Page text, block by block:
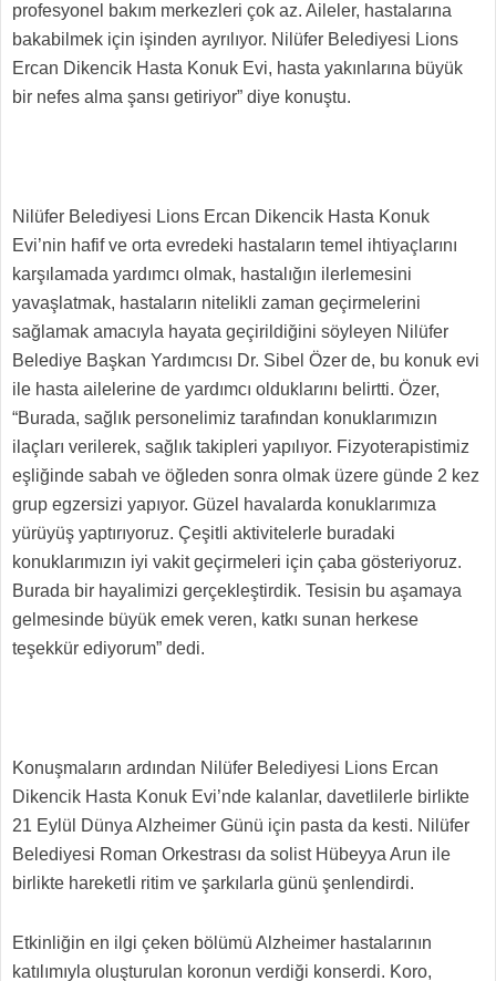
profesyonel bakım merkezleri çok az. Aileler, hastalarına
bakabilmek için işinden ayrılıyor. Nilüfer Belediyesi Lions
Ercan Dikencik Hasta Konuk Evi, hasta yakınlarına büyük
bir nefes alma şansı getiriyor” diye konuştu.
Nilüfer Belediyesi Lions Ercan Dikencik Hasta Konuk
Evi’nin hafif ve orta evredeki hastaların temel ihtiyaçlarını
karşılamada yardımcı olmak, hastalığın ilerlemesini
yavaşlatmak, hastaların nitelikli zaman geçirmelerini
sağlamak amacıyla hayata geçirildiğini söyleyen Nilüfer
Belediye Başkan Yardımcısı Dr. Sibel Özer de, bu konuk evi
ile hasta ailelerine de yardımcı olduklarını belirtti. Özer,
“Burada, sağlık personelimiz tarafından konuklarımızın
ilaçları verilerek, sağlık takipleri yapılıyor. Fizyoterapistimiz
eşliğinde sabah ve öğleden sonra olmak üzere günde 2 kez
grup egzersizi yapıyor. Güzel havalarda konuklarımıza
yürüyüş yaptırıyoruz. Çeşitli aktivitelerle buradaki
konuklarımızın iyi vakit geçirmeleri için çaba gösteriyoruz.
Burada bir hayalimizi gerçekleştirdik. Tesisin bu aşamaya
gelmesinde büyük emek veren, katkı sunan herkese
teşekkür ediyorum” dedi.
Konuşmaların ardından Nilüfer Belediyesi Lions Ercan
Dikencik Hasta Konuk Evi’nde kalanlar, davetlilerle birlikte
21 Eylül Dünya Alzheimer Günü için pasta da kesti. Nilüfer
Belediyesi Roman Orkestrası da solist Hübeyya Arun ile
birlikte hareketli ritim ve şarkılarla günü şenlendirdi.
Etkinliğin en ilgi çeken bölümü Alzheimer hastalarının
katılımıyla oluşturulan koronun verdiği konserdi. Koro,